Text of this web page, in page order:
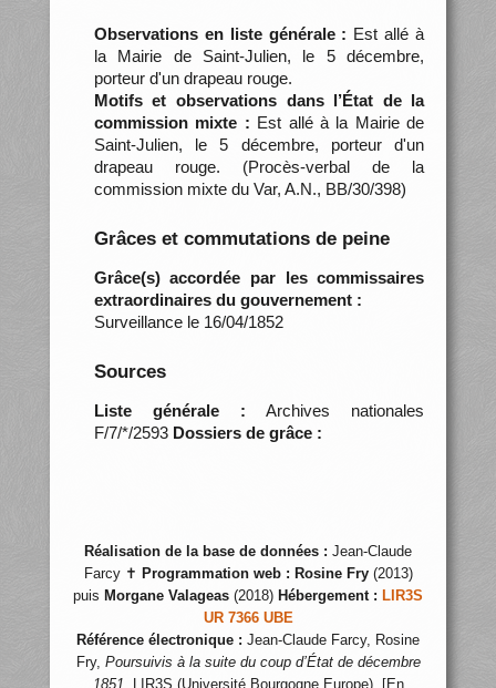
Observations en liste générale : Est allé à
la Mairie de Saint-Julien, le 5 décembre,
porteur d'un drapeau rouge.
Motifs et observations dans l’État de la
commission mixte : Est allé à la Mairie de
Saint-Julien, le 5 décembre, porteur d'un
drapeau rouge. (Procès-verbal de la
commission mixte du Var, A.N., BB/30/398)
Grâces et commutations de peine
Grâce(s) accordée par les commissaires
extraordinaires du gouvernement :
Surveillance le 16/04/1852
Sources
Liste générale : Archives nationales
F/7/*/2593 Dossiers de grâce :
Réalisation de la base de données : Jean-Claude
Farcy ✝ Programmation web : Rosine Fry(2013)
puis Morgane Valageas (2018) Hébergement : LIR3S
UR 7366 UBE
Référence électronique : Jean-Claude Farcy, Rosine
Fry, Poursuivis à la suite du coup d’État de décembre
1851 , LIR3S (Université Bourgogne Europe), [En